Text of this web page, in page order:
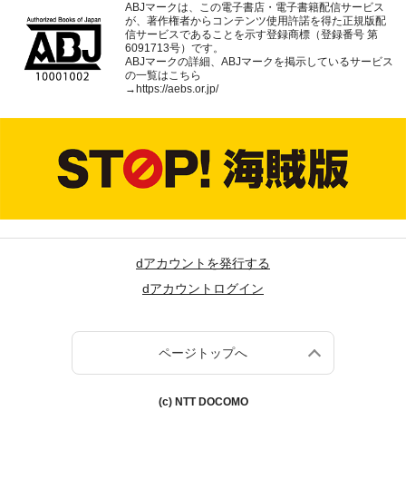
ABJマークは、この電子書店・電子書籍配信サービス
が、著作権者からコンテンツ使用許諾を得た正規版配
信サービスであることを示す登録商標（登録番号 第
6091713号）です。
ABJマークの詳細、ABJマークを掲示しているサービス
の一覧はこちら
→ https://aebs.or.jp/
dアカウントを発行する
dアカウントログイン
ページトップへ
(c) NTT DOCOMO